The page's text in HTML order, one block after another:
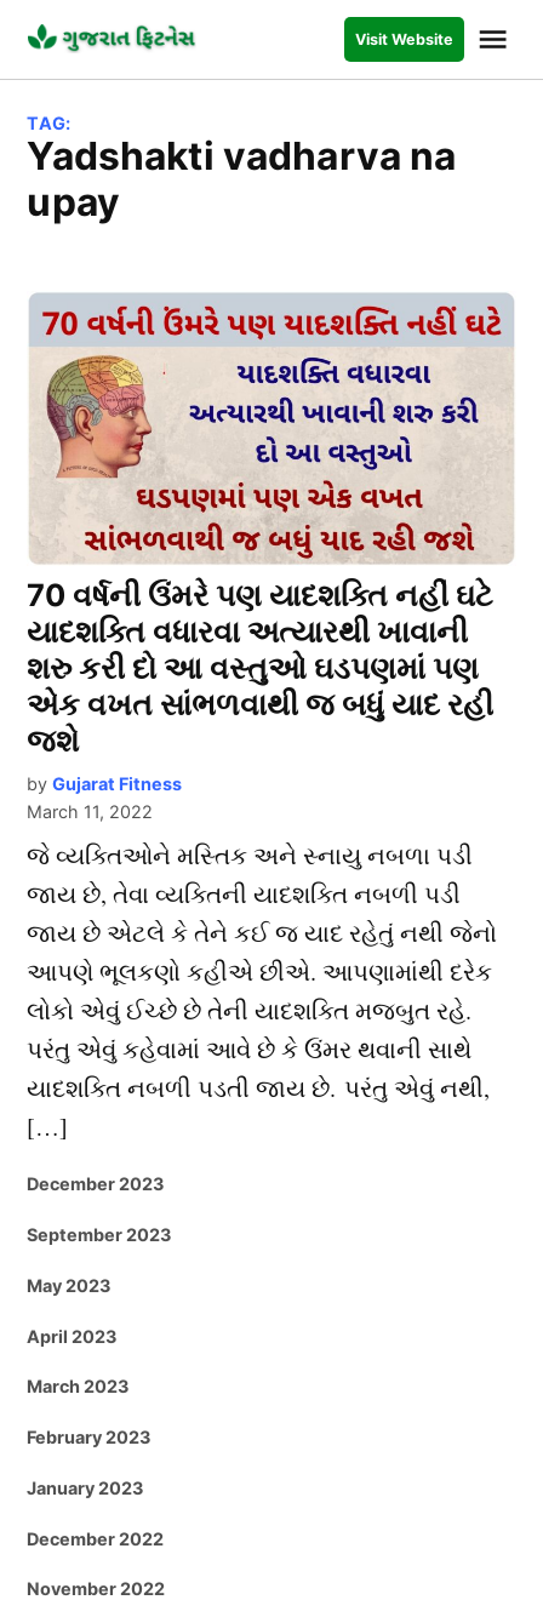
content
FITNESS
Visit Website
TAG:
yadshakti vadharva na
upay
70 વર્ષની ઉંમરે પણ યાદશક્તિ નહીં ઘટે
યાદશક્તિ વધારવા અત્યારથી ખાવાની
શરુ કરી દો આ વસ્તુઓ ઘડપણમાં પણ
એક વખત સાંભળવાથી જ બધું યાદ રહી
જશે
by Gujarat Fitness
March 11, 2022
જે વ્યક્તિઓને મસ્તિક અને સ્નાયુ નબળા પડી
જાય છે, તેવા વ્યક્તિની યાદશક્તિ નબળી પડી
જાય છે એટલે કે તેને કઈ જ યાદ રહેતું નથી જેનો
આપણે ભૂલકણો કહીએ છીએ. આપણામાંથી દરેક
લોકો એવું ઈચ્છે છે તેની યાદશક્તિ મજબુત રહે.
પરંતુ એવું કહેવામાં આવે છે કે ઉંમર થવાની સાથે
યાદશક્તિ નબળી પડતી જાય છે. પરંતુ એવું નથી,
[…]
December 2023
September 2023
May 2023
April 2023
March 2023
February 2023
January 2023
December 2022
November 2022